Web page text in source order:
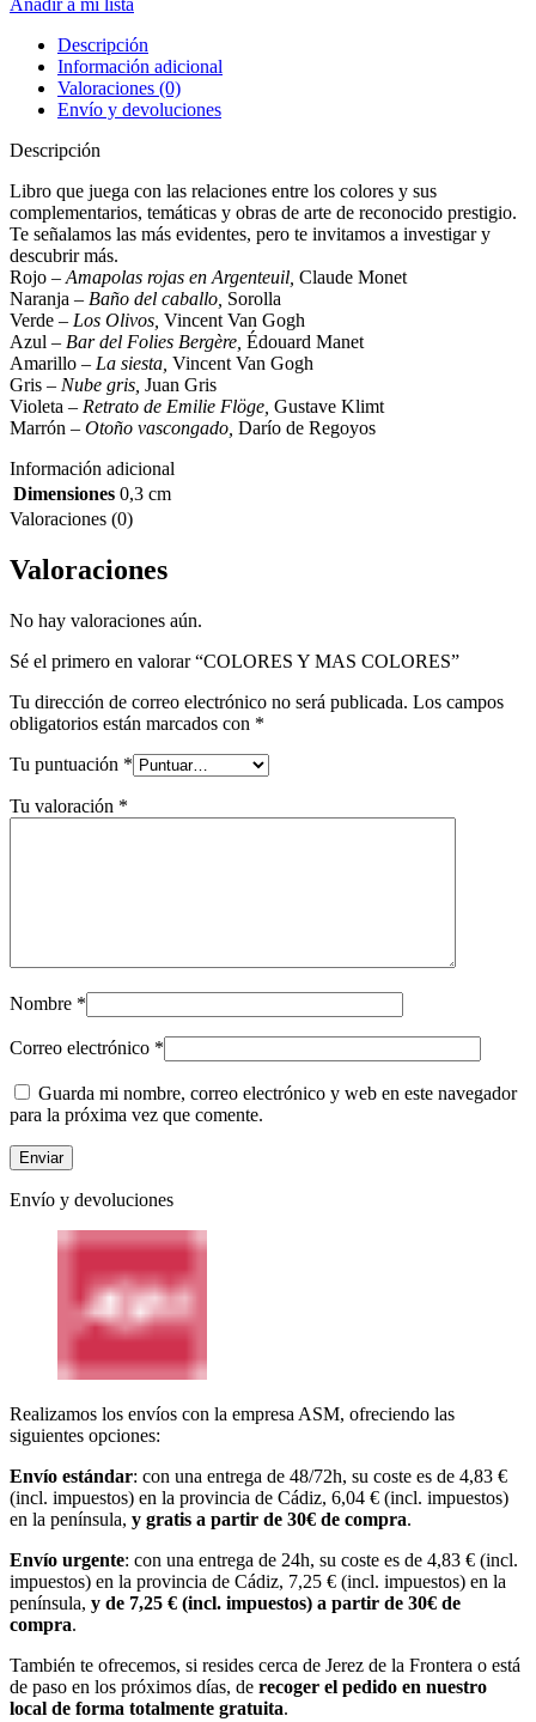
Descripción
Información adicional
Valoraciones (0)
Envío y devoluciones
Descripción
Libro que juega con las relaciones entre los colores y sus
complementarios, temáticas y obras de arte de reconocido prestigio.
Te señalamos las más evidentes, pero te invitamos a investigar y
descubrir más.
Rojo – Amapolas rojas en Argenteuil, Claude Monet
Naranja – Baño del caballo, Sorolla
Verde – Los Olivos, Vincent Van Gogh
Azul – Bar del Folies Bergère, Édouard Manet
Amarillo – La siesta, Vincent Van Gogh
Gris – Nube gris, Juan Gris
Violeta – Retrato de Emilie Flöge, Gustave Klimt
Marrón – Otoño vascongado, Darío de Regoyos
Información adicional
Dimensiones 0,3 cm
Valoraciones (0)
Valoraciones
No hay valoraciones aún.
Sé el primero en valorar “COLORES Y MAS COLORES”
Tu dirección de correo electrónico no será publicada. Los campos
obligatorios están marcados con *
Tu puntuación *
Tu valoración *
Nombre *
Correo electrónico *
Guarda mi nombre, correo electrónico y web en este navegador
para la próxima vez que comente.
Envío y devoluciones
Realizamos los envíos con la empresa ASM, ofreciendo las
siguientes opciones:
Envío estándar: con una entrega de 48/72h, su coste es de 4,83 €
(incl. impuestos) en la provincia de Cádiz, 6,04 € (incl. impuestos)
en la península, y gratis a partir de 30€ de compra.
Envío urgente: con una entrega de 24h, su coste es de 4,83 € (incl.
impuestos) en la provincia de Cádiz, 7,25 € (incl. impuestos) en la
península, y de 7,25 € (incl. impuestos) a partir de 30€ de
compra.
También te ofrecemos, si resides cerca de Jerez de la Frontera o está
de paso en los próximos días, de recoger el pedido en nuestro
local de forma totalmente gratuita.